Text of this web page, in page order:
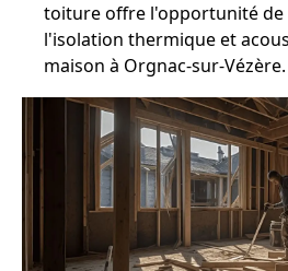
toiture offre l'opportunité
l'isolation thermique et
maison à Orgnac-sur-Vézère.